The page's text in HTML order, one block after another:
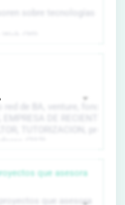
que asesora